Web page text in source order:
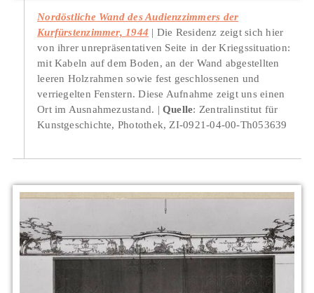
Nordöstliche Wand des Audienzzimmers der
Kurfürstenzimmer, 1944
Die Residenz zeigt sich hier
von ihrer unrepräsentativen Seite in der Kriegssituation:
mit Kabeln auf dem Boden, an der Wand abgestellten
leeren Holzrahmen sowie fest geschlossenen und
verriegelten Fenstern. Diese Aufnahme zeigt uns einen
Ort im Ausnahmezustand.
Quelle: Zentralinstitut für
Kunstgeschichte, Photothek, ZI-0921-04-00-Th053639